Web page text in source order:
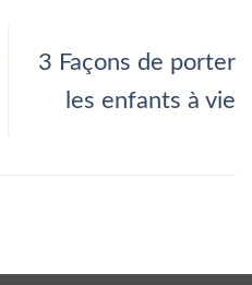
3 Façons de porter
les enfants à vie